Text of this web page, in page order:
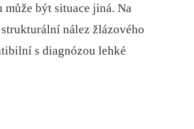
může být situace jiná. Na
nález žlázového
s dia­gnózou lehké